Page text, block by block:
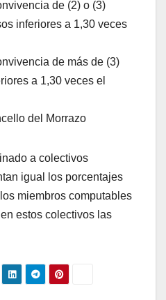
de (2) o (3)
inferiores a 1,30 veces
de más de (3)
a 1,30 veces el
del Morrazo
a colectivos
igual los porcentajes
miembros computables
estos colectivos las